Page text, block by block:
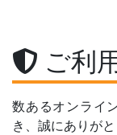
ご利
数あるオンライ
き、誠にありが